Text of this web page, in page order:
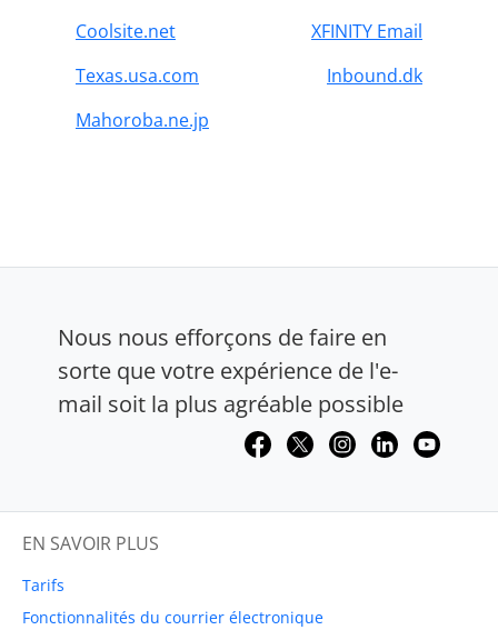
Coolsite.net
XFINITY Email
Texas.usa.com
Inbound.dk
Mahoroba.ne.jp
Nous nous efforçons de faire en
sorte que votre expérience de l'e-
mail soit la plus agréable possible
EN SAVOIR PLUS
Tarifs
Fonctionnalités du courrier électronique